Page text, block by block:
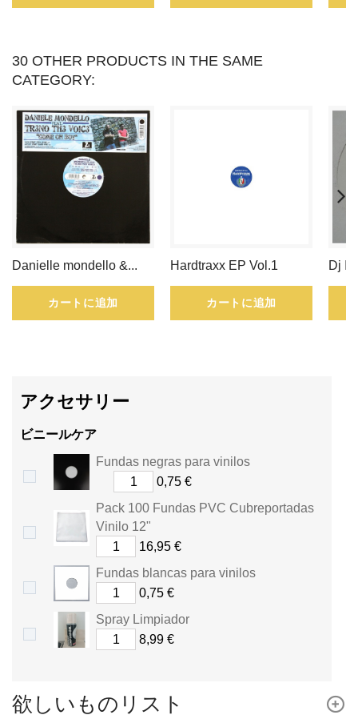
こ
が
で
き
す。
イ
ー
は
計
さ
れ
す
30 OTHER PRODUCTS IN THE SAME
CATEGORY:
Danielle mondello &...
カートに追加
Hardtraxx EP Vol.1
カートに追加
Dj
アクセサリー
ビニールケア
Fundas negras para vinilos
0,75 €
Pack 100 Fundas PVC Cubreportadas
Vinilo 12"
16,95 €
Fundas blancas para vinilos
0,75 €
Spray Limpiador
8,99 €
欲しいものリスト